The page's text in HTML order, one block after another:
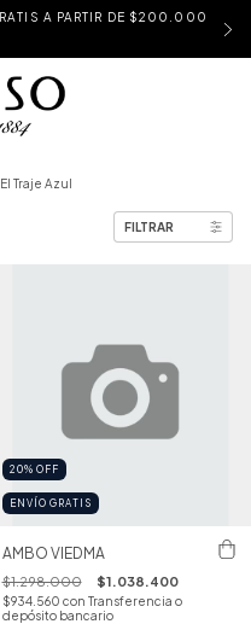
A PARTIR DE $200.000
El Traje Azul
FILTRAR
20% OFF
ENVÍO GRATIS
AMBO VIEDMA
$1.298.000 $1.038.400
$934.560 con Transferencia o
depósito bancario